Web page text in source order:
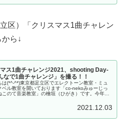
区）「クリスマス1曲チャレン
ら↓
ス1曲チャレンジ2021、shooting Day-
なで1曲チャレンジ」を撮る！！
は(*^-^*)東京都足立区でエレクトーン教室・ミュ
ベル教室を開いております「co-nekoみゅーじっ
このて音楽教室」の檜垣（ひがき）です。今年も
2021.12.03